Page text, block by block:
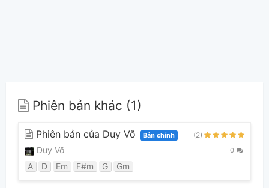
Phiên bản khác (1)
Phiên bản của Duy Võ Bản chính (2)
Duy Võ 0
A D Em F#m G Gm